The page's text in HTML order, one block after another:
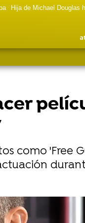
Hija de Michael Douglas
como 'Free